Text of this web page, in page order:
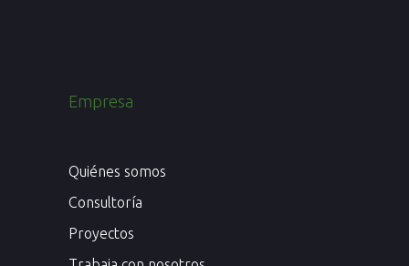
Empresa
Quiénes somos
Consultoría
Proyectos